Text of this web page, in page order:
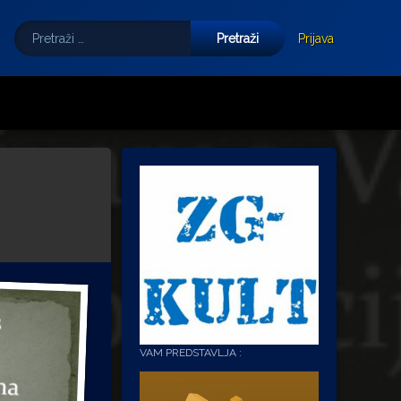
mail
Pretraži:
Prijava
VAM PREDSTAVLJA :